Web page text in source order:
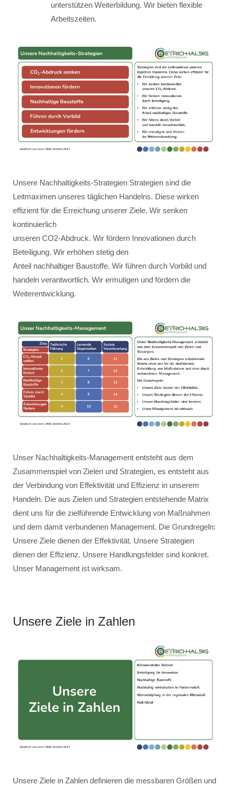
unterstützen Weiterbildung. Wir bieten flexible
Arbeitszeiten.
Unsere Nachhaltigkeits-Strategien Strategien sind die
Leitmaximen unseres täglichen Handelns. Diese wirken
effizient für die Erreichung unserer Ziele. Wir senken
kontinuierlich
unseren CO2-Abdruck. Wir fördern Innovationen durch
Beteiligung. Wir erhöhen stetig den
Anteil nachhaltiger Baustoffe. Wir führen durch Vorbild und
handeln verantwortlich. Wir ermutigen und fördern die
Weiterentwicklung.
Unser Nachhaltigkeits-Management entsteht aus dem
Zusammenspiel von Zielen und Strategien, es entsteht aus
der Verbindung von Effektivität und Effizienz in unserem
Handeln. Die aus Zielen und Strategien entstehende Matrix
dient uns für die zielführende Entwicklung von Maßnahmen
und dem damit verbundenen Management. Die Grundregeln:
Unsere Ziele dienen der Effektivität. Unsere Strategien
dienen der Effizienz. Unsere Handlungsfelder sind konkret.
Unser Management ist wirksam.
Unsere Ziele in Zahlen
Unsere Ziele in Zahlen definieren die messbaren Größen und